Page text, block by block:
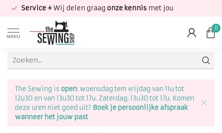
Service +Wij delen graag onze kennis met jou
MENU
0
The Sewing is open: woensdag tem vrijdag van 11u tot
12u30 en van 13u30 tot 17u. Zaterdag: 13u30 tot 17u. Komen
deze uren niet goed uit? Boek je persoonlijke afspraak
wanneer het jouw past